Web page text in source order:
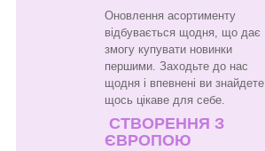
Оновлення асортименту
відбувається щодня, що дає
змогу купувати новинки
першими. Заходьте до нас
щодня і впевнені ви знайдете
щось цікаве для себе.
СТВОРЕННЯ З
ЄВРОПОЮ